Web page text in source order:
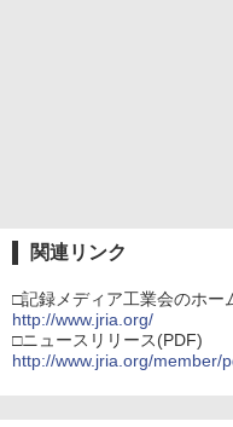
関連リンク
□記録メディア工業会のホー
http://www.jria.org/
□ニュースリリース(PDF)
http://www.jria.org/member/